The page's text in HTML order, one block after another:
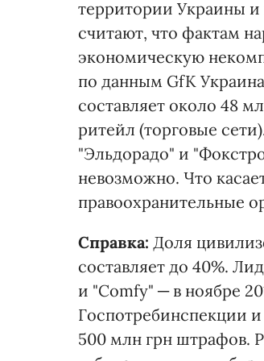
территории Украины
считают, что фактам
экономическую
по данным GfK
составляет около 48
ритейл (торговые
"Эльдорадо" и
невозможно. Что
правоохранительные
Справка: Доля
составляет до 40%.
и "Comfy" ─ в ноябре
Госпотребинспекции
500 млн грн штрафов.